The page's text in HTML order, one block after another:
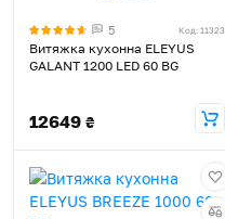
5 Код: 11323
Витяжка кухонна ELEYUS
GALANT 1200 LED 60 BG
12649 ₴